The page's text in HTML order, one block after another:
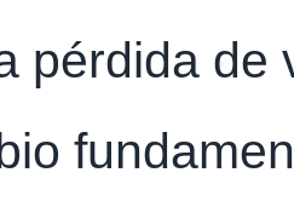
pérdida de